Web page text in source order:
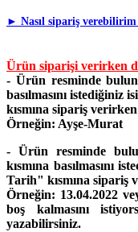
► Nasıl sipariş
Ürün siparişi verirken
- Ürün resminde
basılmasını
kısmına sipariş
Örneğin: Ayşe-Murat
- Ürün resminde
kısmına basılmasını
Tarih" kısmına sipariş
Örneğin: 13.04.2022
boş kalmasını
yazabilirsiniz.